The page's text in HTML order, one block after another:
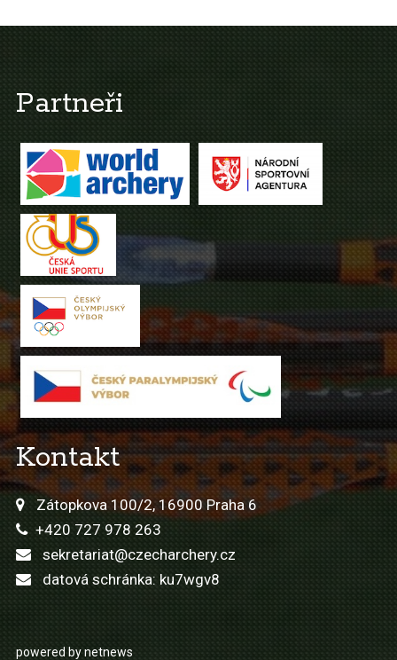
Partneři
Kontakt
Zátopkova 100/2, 16900 Praha 6
+420 727 978 263
sekretariat@czecharchery.cz
datová schránka: ku7wgv8
powered by netnews